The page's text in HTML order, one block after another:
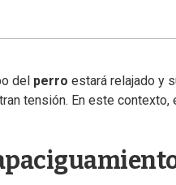
del perro estará relajado y
tensión. En este